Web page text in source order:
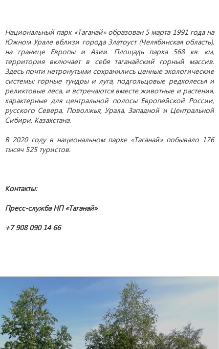
Национальный парк «Таганай» образован 5 марта 1991 года на
Южном Урале вблизи города Златоуст (Челябинская область),
на границе Европы и Азии. Площадь парка 568 кв. км,
территория включает в себя таганайский горный массив.
Здесь почти нетронутыми сохранились ценные экологические
системы: горные тундры и луга, подгольцовые редколесья и
реликтовые леса, и встречаются вместе животные и растения,
характерные для центральной полосы Европейской России,
русского Севера, Поволжья, Урала, Западной и Центральной
Сибири, Казахстана.
В 2020 году в национальном парке «Таганай» побывало 176
тысяч 525 туристов.
Контакты:
Пресс-служба НП «Таганай»
+7 908 090 14 66